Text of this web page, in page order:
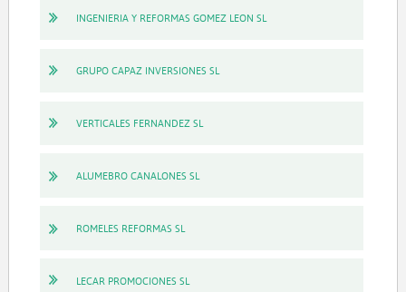
INGENIERIA Y REFORMAS GOMEZ LEON SL
GRUPO CAPAZ INVERSIONES SL
VERTICALES FERNANDEZ SL
ALUMEBRO CANALONES SL
ROMELES REFORMAS SL
LECAR PROMOCIONES SL